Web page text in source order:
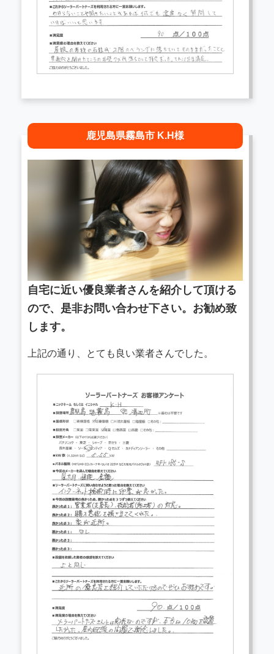
鹿児島県霧島市 K.H様
自宅に近い優良業者さんを紹介して頂ける
ので、是非お問い合わせ下さい。お勧め致
します。
上記の通り、とても良い業者さんでした。